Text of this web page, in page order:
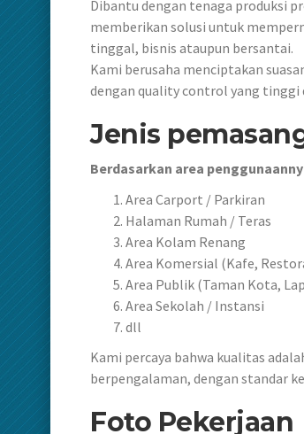
Dibantu dengan tenaga produksi
memberikan solusi untuk
tinggal, bisnis ataupun bersantai.
Kami berusaha menciptakan
dengan quality control yang tinggi
Jenis
Berdasarkan area
Area Carport / Parkiran
Halaman Rumah / Teras
Area Kolam Renang
Area Komersial (Kafe,
Area Publik (Taman Kota,
Area Sekolah / Instansi
dll
Kami percaya bahwa kualitas
berpengalaman, dengan standar
Foto Pekerjaan